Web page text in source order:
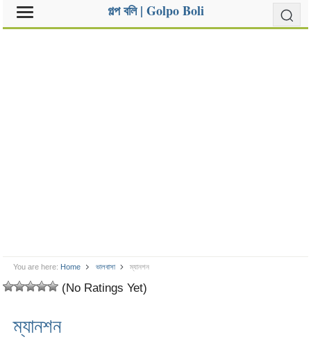
গল্প বলি | Golpo Boli
You are here: Home ভালবাসা ম্যানশন
(No Ratings Yet)
ম্যানশন